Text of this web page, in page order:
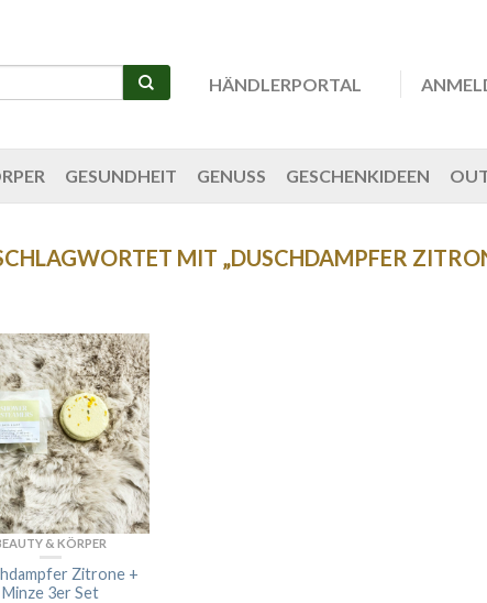
HÄNDLERPORTAL
GESUNDHEIT GENUSS GESCHENKIDEEN
MIT „DUSCHDAMPFER
& KÖRPER
Zitrone +
Minze 3er Set